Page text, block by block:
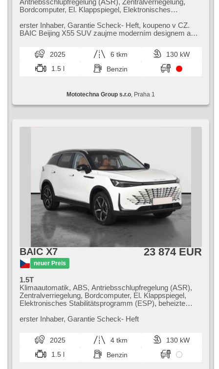
Antriebsschlupfregelung (ASR), Zentralverriegelung,
Bordcomputer, El. Klappspiegel, Elektronisches
Sitze, Ledersitze, Scheibenwischersensor, starten per
Taste, Sportsitze, Reifendrucksensor, USB, 6x Airbag,
Parkassistent, Servolenkung, El. Seitenscheiben,
Dachträger, Dachscheibe, Autoradio, Automatikgetriebe
erster Inhaber,​ Garantie Scheck​- Heft,​ koupeno v CZ.
BAIC Beijing X55 SUV zaujme moderním designem a
2025 6 tkm
130 kW
1.5 l
Benzin
Mototechna Group s.r.o , Praha 1
BAIC X7
neuer Preis
23 874 EUR
1.5T
Klimaautomatik, ABS, Antriebsschlupfregelung (ASR),
Zentralverriegelung, Bordcomputer, El. Klappspiegel,
Elektronisches Stabilitätsprogramm (ESP), beheizte
Reifendrucksensor, USB, 8x Airbag, automatikparken,
Panoramadach, Servolenkung, El. Seitenscheiben,
Dachträger, Autoradio, Automatikgetriebe
erster Inhaber,​ Garantie Scheck​- Heft
2025 4 tkm
130 kW
1.5 l
Benzin